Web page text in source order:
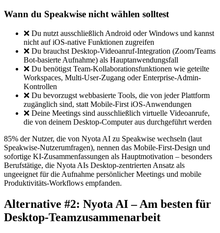
Wann du Speakwise nicht wählen solltest
❌ Du nutzt ausschließlich Android oder Windows und kannst
nicht auf iOS-native Funktionen zugreifen
❌ Du brauchst Desktop-Videoanruf-Integration (Zoom/Teams
Bot-basierte Aufnahme) als Hauptanwendungsfall
❌ Du benötigst Team-Kollaborationsfunktionen wie geteilte
Workspaces, Multi-User-Zugang oder Enterprise-Admin-
Kontrollen
❌ Du bevorzugst webbasierte Tools, die von jeder Plattform
zugänglich sind, statt Mobile-First iOS-Anwendungen
❌ Deine Meetings sind ausschließlich virtuelle Videoanrufe,
die von deinem Desktop-Computer aus durchgeführt werden
85% der Nutzer, die von Nyota AI zu Speakwise wechseln (laut
Speakwise-Nutzerumfragen), nennen das Mobile-First-Design und
sofortige KI-Zusammenfassungen als Hauptmotivation – besonders
Berufstätige, die Nyota AIs Desktop-zentrierten Ansatz als
ungeeignet für die Aufnahme persönlicher Meetings und mobile
Produktivitäts-Workflows empfanden.
Alternative #2: Nyota AI – Am besten für
Desktop-Teamzusammenarbeit